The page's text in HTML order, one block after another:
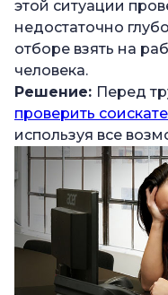
этой ситуации
недостаточно
отборе взять на
человека.
Решение: Перед
проверить
используя все